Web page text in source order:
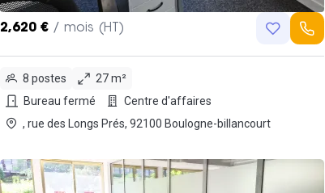
2,620 € / mois (HT)
8 postes
27 m²
Bureau fermé
Centre d'affaires
, rue des Longs Prés, 92100 Boulogne-billancourt